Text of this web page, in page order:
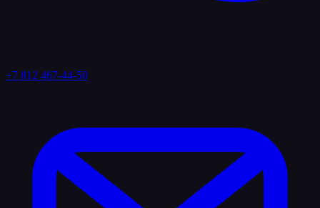
+7 812 467-44-50